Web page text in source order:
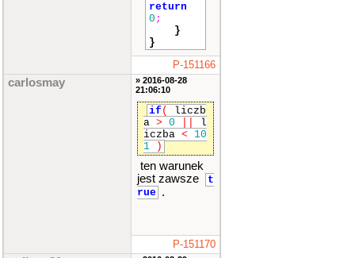
return
0 ;
}
}
P-151166
carlosmay
» 2016-08-28
21:06:10
if (
liczb
a > 0
l
iczba <
10
1
)
ten warunek
jest zawsze
t
rue .
P-151170